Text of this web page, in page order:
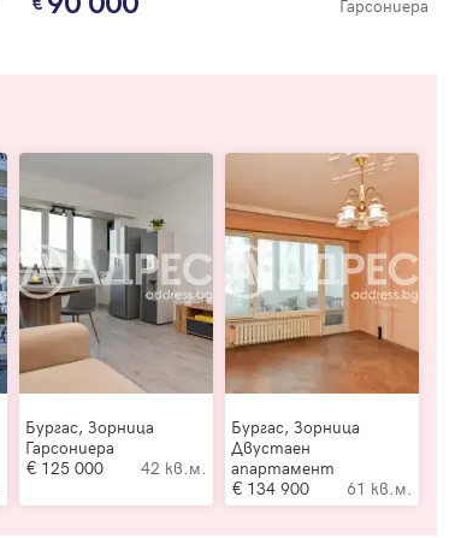
Гарсониера
Бургас, Зорница
Гарсониера
125 000
42 кв.м.
Бургас, Зорница
Двустаен
апартамент
134 900
61 кв.м.